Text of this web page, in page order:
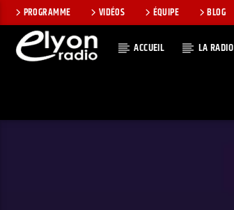
PROGRAMME VIDÉOS ÉQUIPE BLOG
ACCUEIL LA RADIO